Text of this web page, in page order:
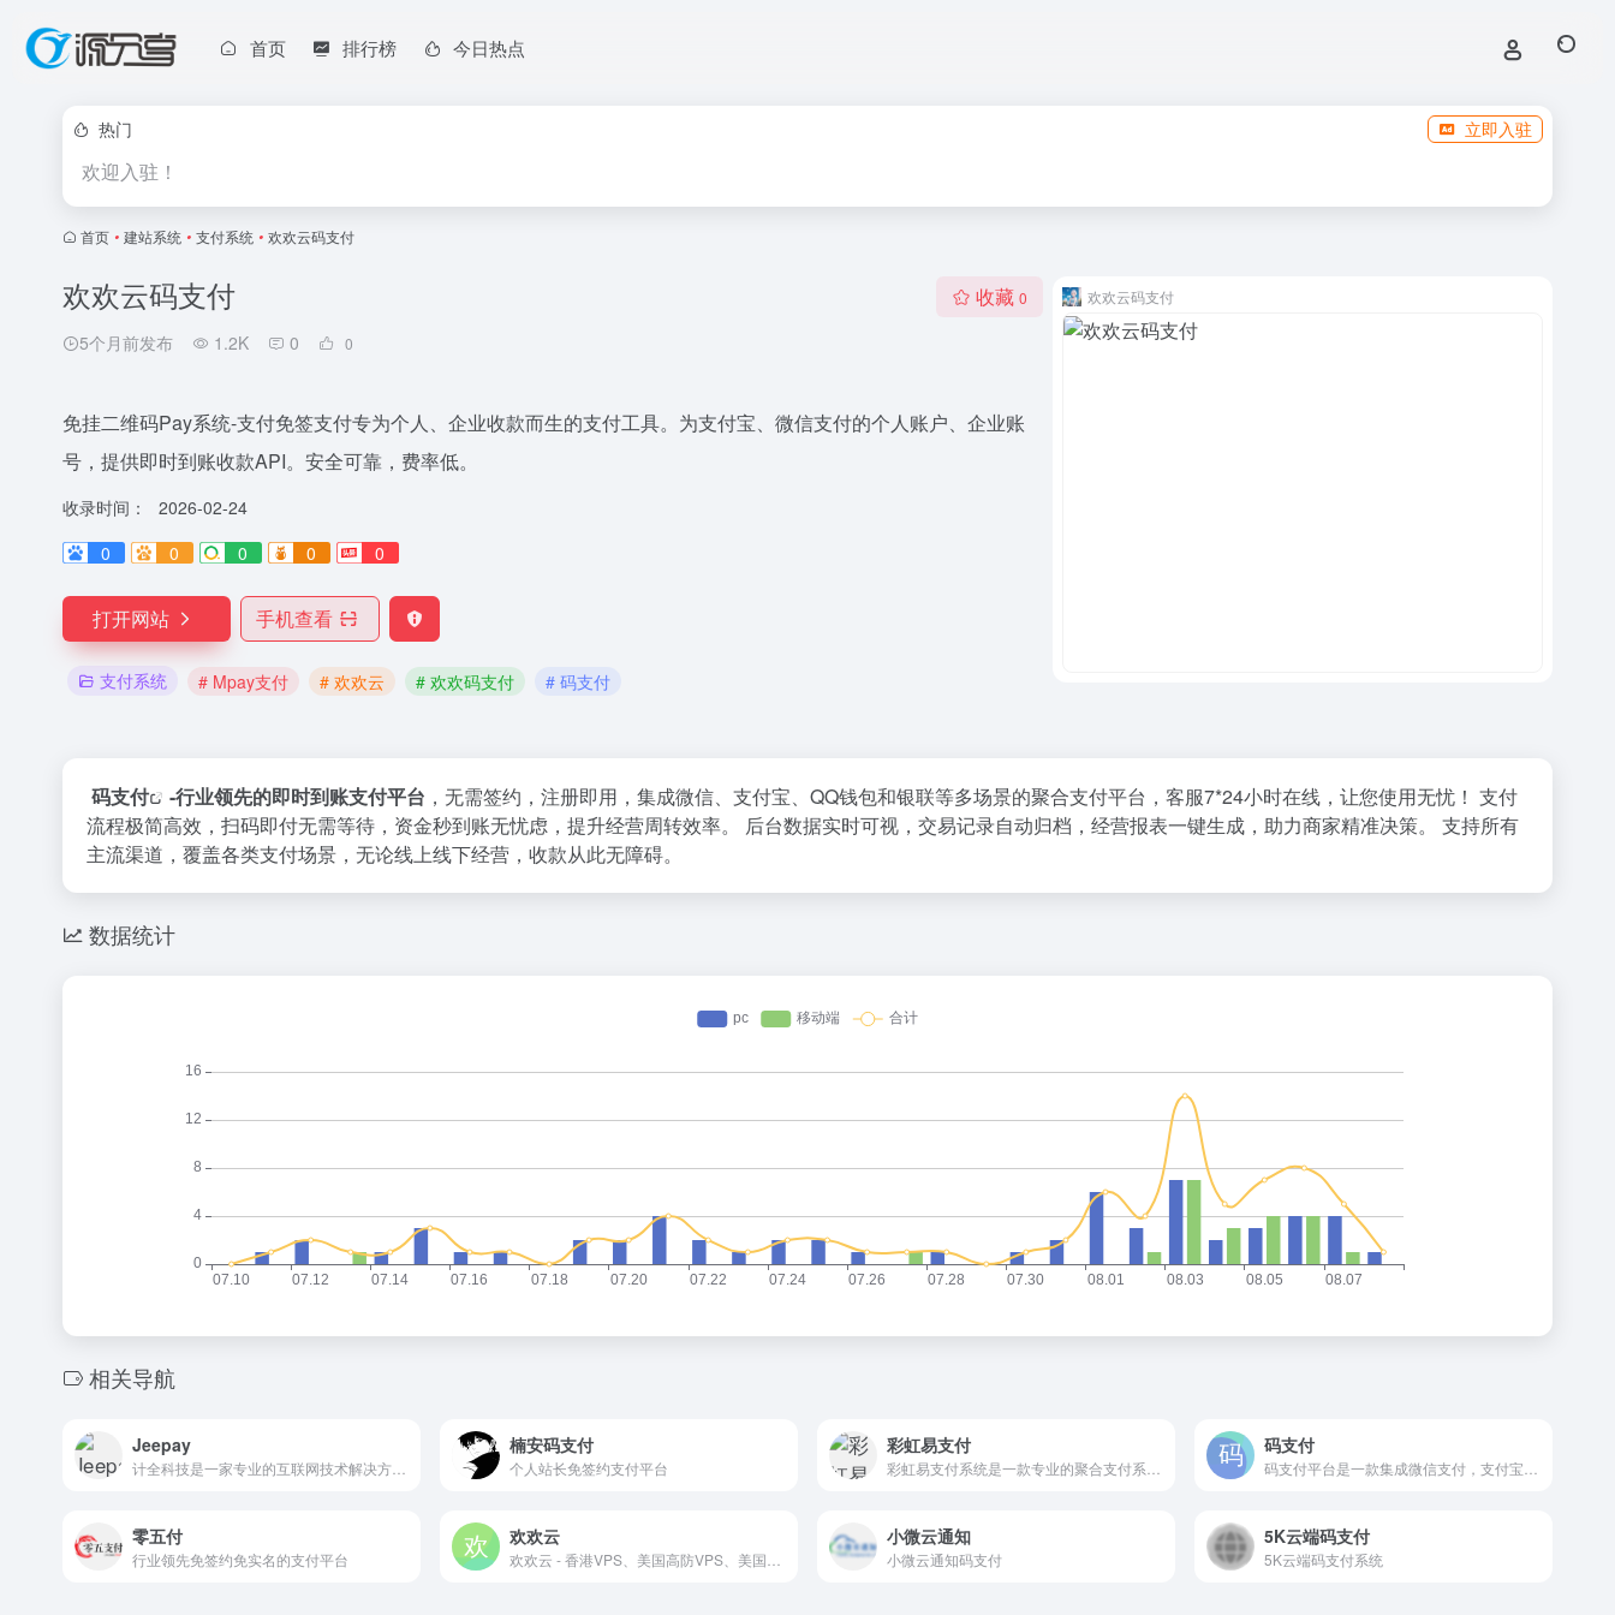
首页 排行榜 今日热点
热门 立即入驻
欢迎入驻！
首页 • 建站系统 • 支付系统 • 欢欢云码支付
欢欢云码支付
5个月前发布 1.2K 0 0
收藏 0
免挂二维码Pay系统-支付免签支付专为个人、企业收款而生的支付工具。为支付宝、微信支付的个人账户、企业账
号，提供即时到账收款API。安全可靠，费率低。
收录时间：
2026-02-24
0
0 0 0 0
打开网站 手机查看
支付系统 # Mpay支付 # 欢欢云 # 欢欢码支付 # 码支付
欢欢云码支付
码支付 -行业领先的即时到账支付平台 ，无需签约，注册即用，集成微信、支付宝、QQ钱包和银联等多场景的聚合支付平台，客服7*24小时在线，让您使用无忧！ 支付
流程极简高效，扫码即付无需等待，资金秒到账无忧虑，提升经营周转效率。 后台数据实时可视，交易记录自动归档，经营报表一键生成，助力商家精准决策。 支持所有
主流渠道，覆盖各类支付场景，无论线上线下经营，收款从此无障碍。
数据统计
相关导航
Jeepay 楠安码支付
个人站长免签约支付平台
彩虹易支付 码支付
零五付
行业领先免签约免实名的支付平台
欢欢云 小微云通知
小微云通知码支付
5K云端码支付
5K云端码支付系统